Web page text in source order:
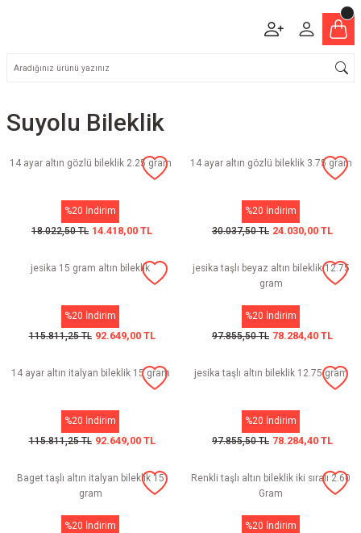
Suyolu Bileklik
14 ayar altın gözlü bileklik 2.25 gram
%20 İndirim
18.022,50 TL 14.418,00 TL
14 ayar altın gözlü bileklik 3.75 gram
%20 İndirim
30.037,50 TL 24.030,00 TL
jesika 15 gram altın bileklik
%20 İndirim
115.811,25 TL 92.649,00 TL
jesika taşlı beyaz altın bileklik 12.75
gram
%20 İndirim
97.855,50 TL 78.284,40 TL
14 ayar altın italyan bileklik 15 gram
%20 İndirim
115.811,25 TL 92.649,00 TL
jesika taşlı altın bileklik 12.75 gram
%20 İndirim
97.855,50 TL 78.284,40 TL
Baget taşlı altın italyan bileklik 15
gram
%20 İndirim
Renkli taşlı altın bileklik iki sıralı 2.60
Gram
%20 İndirim